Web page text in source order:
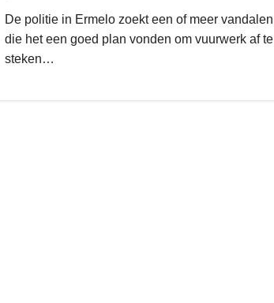
De politie in Ermelo zoekt een of meer vandalen
die het een goed plan vonden om vuurwerk af te
steken…